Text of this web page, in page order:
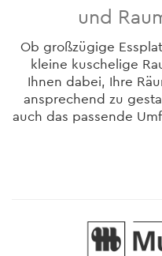
und
Ob großzügige
kleine kuschelige
Ihnen dabei, Ihre
ansprechend zu
auch das passende